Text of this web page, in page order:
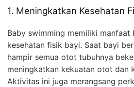
1. Meningkatkan Kesehatan
Baby swimming memiliki manfaat
kesehatan fisik bayi. Saat bayi
hampir semua otot tubuhnya
meningkatkan kekuatan otot dan
Aktivitas ini juga merangsang